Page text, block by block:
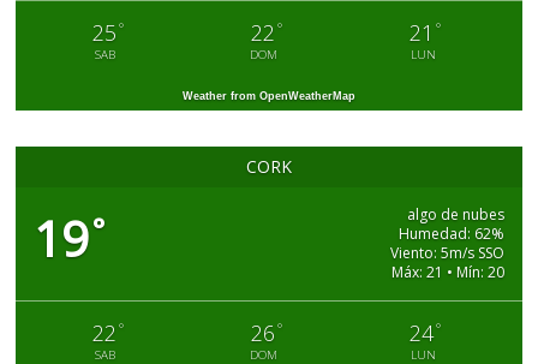
25 °
SAB
22 °
DOM
21 °
LUN
Weather from OpenWeatherMap
CORK
19°
algo de nubes
Humedad: 62%
Viento: 5m/s SSO
Máx: 21 • Mín: 20
22 °
SAB
26 °
DOM
24°
LUN